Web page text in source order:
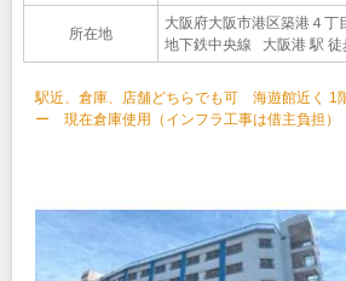
所在地
大阪府大阪市港区築港４丁
地下鉄中央線 大阪港 駅 徒
駅近、倉庫、店舗どちらでも可 海遊館近く 1
ー 現在倉庫使用（インフラ工事は借主負担）